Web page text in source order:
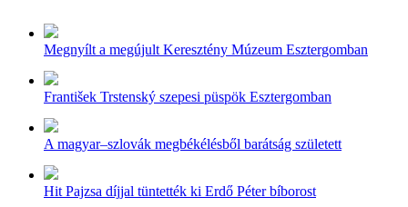
Megnyílt a megújult Keresztény Múzeum Esztergomban
František Trstenský szepesi püspök Esztergomban
A magyar–szlovák megbékélésből barátság született
Hit Pajzsa díjjal tüntették ki Erdő Péter bíborost